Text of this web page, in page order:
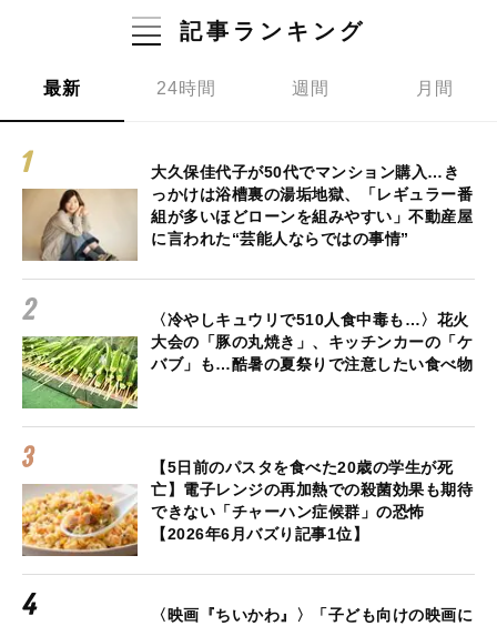
記事ランキング
最新 24時間 週間 月間
大久保佳代子が50代でマンション購入…き
っかけは浴槽裏の湯垢地獄、「レギュラー番
組が多いほどローンを組みやすい」不動産屋
に言われた“芸能人ならではの事情”
〈冷やしキュウリで510人食中毒も…〉花火
大会の「豚の丸焼き」、キッチンカーの「ケ
バブ」も…酷暑の夏祭りで注意したい食べ物
【5日前のパスタを食べた20歳の学生が死
亡】電子レンジの再加熱での殺菌効果も期待
できない「チャーハン症候群」の恐怖
【2026年6月バズり記事1位】
〈映画『ちいかわ』〉「子ども向けの映画に